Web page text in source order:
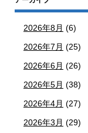
2026年8月 (6)
2026年7月 (25)
2026年6月 (26)
2026年5月 (38)
2026年4月 (27)
2026年3月 (29)